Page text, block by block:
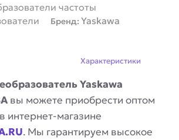
частоты
Бренд: Yaskawa
Характеристики
Yaskawa
вы можете приобрести оптом
интернет-магазине
. Мы гарантируем высокое